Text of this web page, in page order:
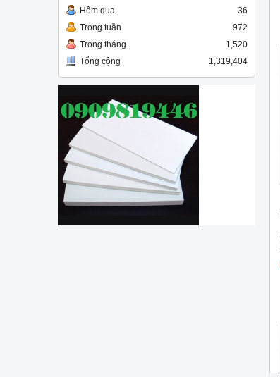
Hôm qua
36
Trong tuần
972
Trong tháng
1,520
Tổng cộng
1,319,404